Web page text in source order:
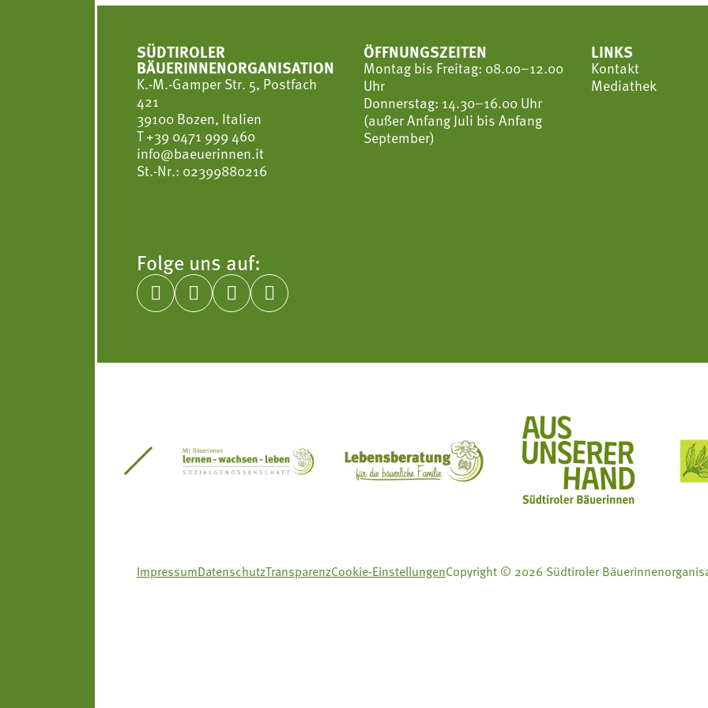
SÜDTIROLER
BÄUERINNENORGANISATION
K.-M.-Gamper Str. 5, Postfach
421
39100 Bozen, Italien
T+39 0471 999 460
info@baeuerinnen.it
St.-Nr.: 02399880216
ÖFFNUNGSZEITEN
Montag bis Freitag: 08.00–12.00
Uhr
Donnerstag: 14.30–16.00 Uhr
(außer Anfang Juli bis Anfang
September)
LINKS
Kontakt
Mediathek
Folge uns auf:
   
Südtiroler Gärtnervereinigung Sozialgenossenschaft Mit Bäuerinnen lernen - wachsen - leben
Lebensberatung für die bäuerliche Familie
Aus unserer Hand
ImpressumDatenschutzTransparenzCookie-EinstellungenCopyright © 2026 Südtiroler